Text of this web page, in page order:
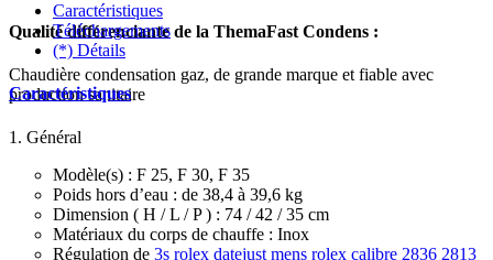
Qualité différenciante de la ThemaFast Condens :
Chaudière condensation gaz, de grande marque et fiable avec
production sanitaire
Caractéristiques
Téléchargements
(*) Détails
Caractéristiques
1. Général
Modèle(s) : F 25, F 30, F 35
Poids hors d’eau : de 38,4 à 39,6 kg
Dimension ( H / L / P ) : 74 / 42 / 35 cm
Matériaux du corps de chauffe : Inox
Régulation de 3s rolex datejust mens rolex calibre 2836 2813